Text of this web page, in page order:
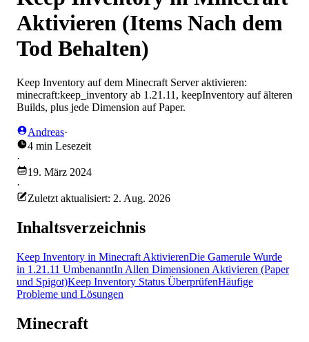
Aktivieren (Items Nach dem
Tod Behalten)
Keep Inventory auf dem Minecraft Server aktivieren:
minecraft:keep_inventory ab 1.21.11, keepInventory auf älteren
Builds, plus jede Dimension auf Paper.
Andreas·
4 min Lesezeit
·
19. März 2024
·
Zuletzt aktualisiert: 2. Aug. 2026
Inhaltsverzeichnis
Keep Inventory in Minecraft AktivierenDie Gamerule Wurde
in 1.21.11 UmbenanntIn Allen Dimensionen Aktivieren (Paper
und Spigot)Keep Inventory Status ÜberprüfenHäufige
Probleme und Lösungen
Minecraft